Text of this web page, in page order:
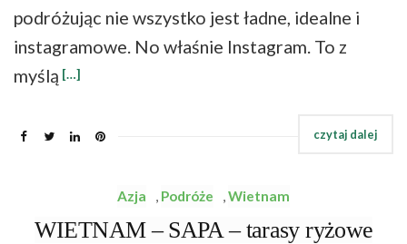
podróżując nie wszystko jest ładne, idealne i
instagramowe. No właśnie Instagram. To z
myślą […]
Azja , Podróże ,Wietnam
WIETNAM – SAPA – tarasy ryżowe